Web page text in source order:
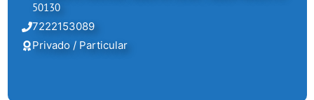
50130
7222153089
Privado / Particular